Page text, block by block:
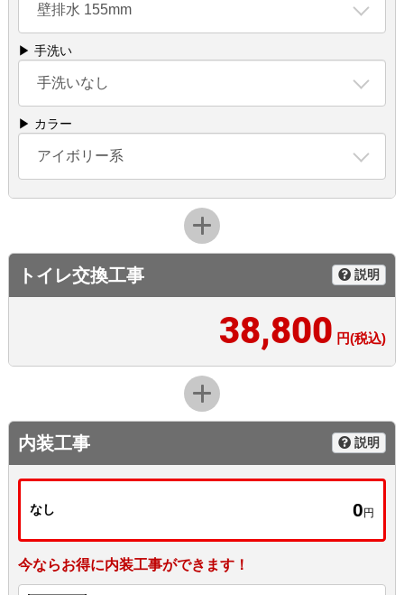
壁排水 155mm
▶ 手洗い
手洗いなし
▶ カラー
アイボリー系
トイレ交換工事 説明
38,800 円(税込)
内装工事 説明
なし 0 円
今ならお得に内装工事ができます！